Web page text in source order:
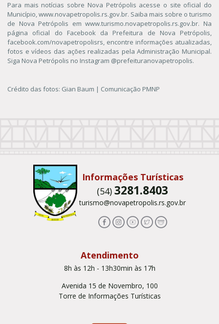
Para mais notícias sobre Nova Petrópolis acesse o site oficial do
Município, www.novapetropolis.rs.gov.br. Saiba mais sobre o turismo
de Nova Petrópolis em www.turismo.novapetropolis.rs.gov.br. Na
página oficial do Facebook da Prefeitura de Nova Petrópolis,
facebook.com/novapetropolisrs, encontre informações atualizadas,
fotos e vídeos das ações realizadas pela Administração Municipal.
Siga Nova Petrópolis no Instagram @prefeituranovapetropolis.
Crédito das fotos: Gian Baum | Comunicação PMNP
Informações Turísticas
(54)3281.8403
turismo@novapetropolis.rs.gov.br
Atendimento
8h às 12h - 13h30min às 17h
Avenida 15 de Novembro, 100
Torre de Informações Turísticas